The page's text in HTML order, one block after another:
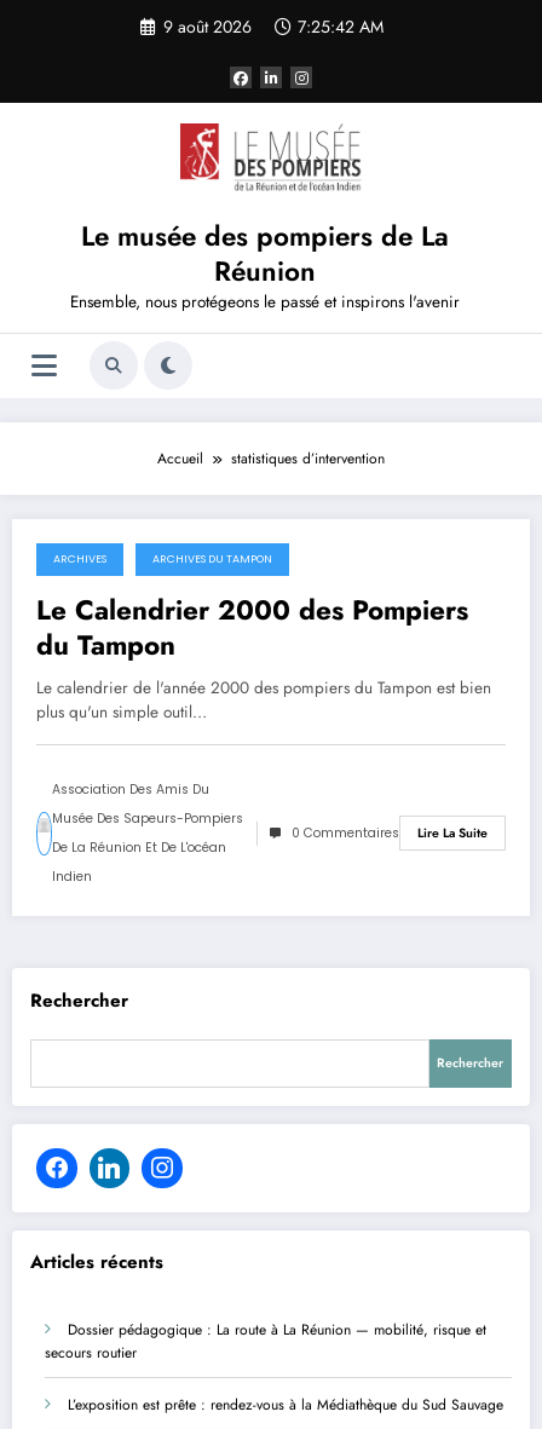
9 août 2026 7:25:42 AM
Le musée des pompiers de La
Réunion
Ensemble, nous protégeons le passé et inspirons l'avenir
Accueil statistiques d’intervention
27 mai 2024
ARCHIVES ARCHIVES DU TAMPON
Le Calendrier 2000 des Pompiers
du Tampon
Le calendrier de l'année 2000 des pompiers du Tampon est bien
plus qu'un simple outil…
Association Des Amis Du
Musée Des Sapeurs-Pompiers
De La Réunion Et De L'océan
Indien
0 Commentaires Lire La Suite
Rechercher
Rechercher
Articles récents
Dossier pédagogique : La route à La Réunion — mobilité, risque et
secours routier
L’exposition est prête : rendez-vous à la Médiathèque du Sud Sauvage